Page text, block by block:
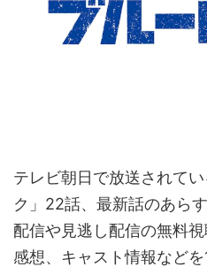
テレビ朝日で放送されて
ク」22話、最新話のあら
配信や見逃し配信の無料
感想、キャスト情報など